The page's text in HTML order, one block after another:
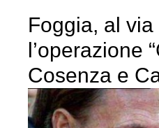
Foggia, al via
l’operazione
Cosenza e